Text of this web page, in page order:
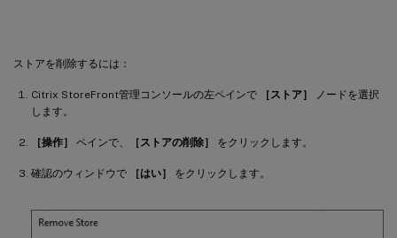
ストアを削除するには：
Citrix StoreFront管理コンソールの左ペインで ［ストア］
ノードを選択
します。
［操作］ ペインで、 ［ストアの削除］ をクリックします。
確認のウィンドウで ［はい］ をクリックします。